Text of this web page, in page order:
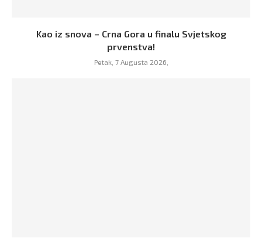
Kao iz snova – Crna Gora u finalu Svjetskog
prvenstva!
Petak, 7 Augusta 2026,